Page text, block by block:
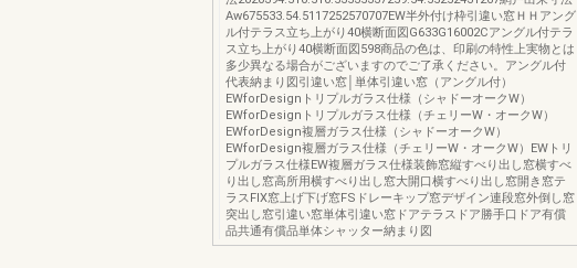
Aw675533.54.5117252570707EW半外付け枠引違い窓ＨＨアング
ル付テラス立ち上がり40横断面図G633G16002Cアングル付テラ
ス立ち上がり40横断面図598商品の色は、印刷の特性上実物とは
多少異なる場合がございますのでご了承ください。アングル付
代表納まり図引違い窓│単体引違い窓（アングル付）
EWforDesignトリプルガラス仕様（シャドーオークW）
EWforDesignトリプルガラス仕様（チェリーW・オークW）
EWforDesign複層ガラス仕様（シャドーオークW）
EWforDesign複層ガラス仕様（チェリーW・オークW）EWトリ
プルガラス仕様EW複層ガラス仕様装飾窓縦すべり出し窓横すべ
り出し窓高所用横すべり出し窓大開口横すべり出し窓開き窓テ
ラスFIX窓上げ下げ窓FSドレーキップ窓デザイン連段窓外倒し窓
突出し窓引違い窓単体引違い窓ドアテラスドア勝手口ドア有償
品共通有償品単体シャッター納まり図